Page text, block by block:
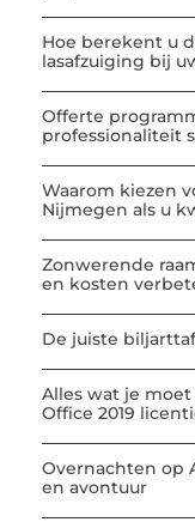
Hoe berekent u
lasafzuiging bij
Offerte
professionaliteit
Waarom kiezen
Nijmegen als u
Zonwerende
en kosten
De juiste
Alles wat je
Office 2019
Overnachten op
en avontuur